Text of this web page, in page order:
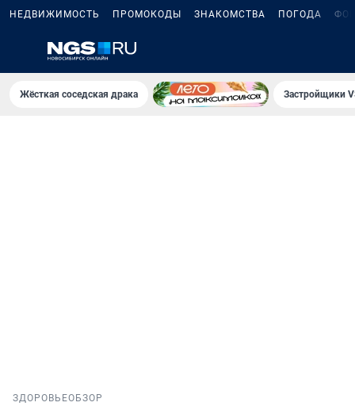
НЕДВИЖИМОСТЬ ПРОМОКОДЫ ЗНАКОМСТВА ПОГОДА
Жёсткая соседская драка Застройщики
ЗДОРОВЬЕОБЗОР